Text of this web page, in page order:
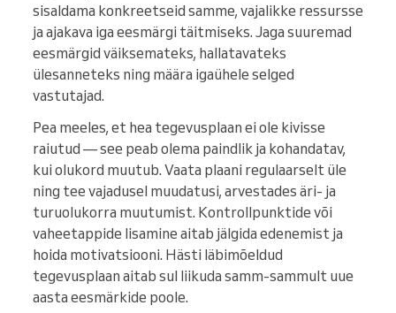
sisaldama konkreetseid samme, vajalikke ressursse
ja ajakava iga eesmärgi täitmiseks. Jaga suuremad
eesmärgid väiksemateks, hallatavateks
ülesanneteks ning määra igaühele selged
vastutajad.
Pea meeles, et hea tegevusplaan ei ole kivisse
raiutud — see peab olema paindlik ja kohandatav,
kui olukord muutub. Vaata plaani regulaarselt üle
ning tee vajadusel muudatusi, arvestades äri- ja
turuolukorra muutumist. Kontrollpunktide või
vaheetappide lisamine aitab jälgida edenemist ja
hoida motivatsiooni. Hästi läbimõeldud
tegevusplaan aitab sul liikuda samm-sammult uue
aasta eesmärkide poole.